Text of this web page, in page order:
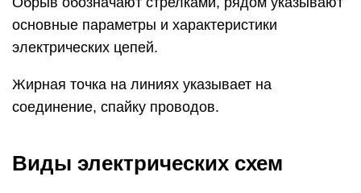
отображаются основные элементы или узлы
конструкции, а также объединяющие их связи.
Согласно принятой классификации различают
десять видов схем, из которых в электротехнике,
чаще всего, используется три:
прямоугольники), а также соединяющие их